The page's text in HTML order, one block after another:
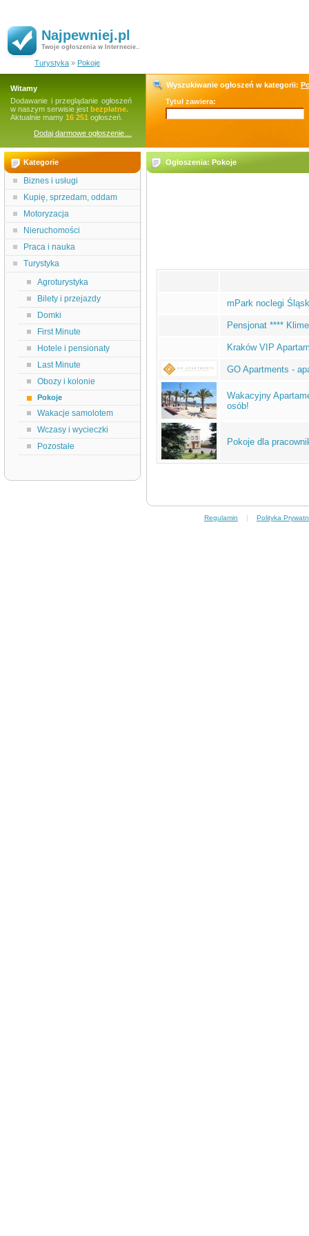
Najpewniej.pl
Twoje ogłoszenia w Internecie..
Turystyka » Pokoje
Witamy
Dodawanie i przeglądanie ogłoszeń
w naszym serwisie jest bezpłatne.
Aktualnie mamy 16 251 ogłoszeń.
Dodaj darmowe ogłoszenie…
Wyszukiwanie ogłoszeń w kategorii:
Tytuł zawiera:
Kategorie
Biznes i usługi
Kupię, sprzedam, oddam
Motoryzacja
Nieruchomości
Praca i nauka
Turystyka
Agroturystyka
Bilety i przejazdy
Domki
First Minute
Hotele i pensionaty
Last Minute
Obozy i kolonie
Pokoje
Wakacje samolotem
Wczasy i wycieczki
Pozostałe
Ogłoszenia: Pokoje
mPark noclegi Śląsk
Pensjonat ****
Kraków VIP
GO Apartments -
Wakacyjny
osób!
Pokoje dla
Regulamin | Polityka